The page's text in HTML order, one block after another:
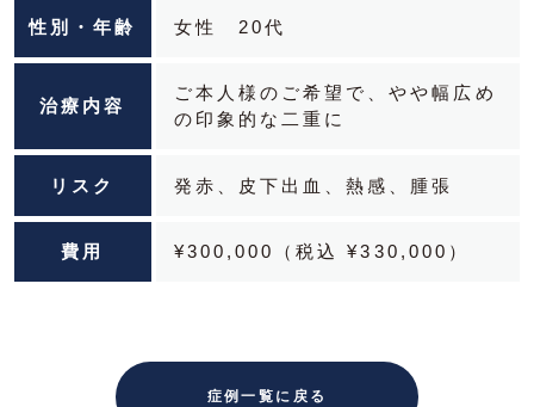
性別・年齢 女性 20代
治療内容
ご本人様のご希望で、やや幅広め
の印象的な二重に
リスク 発赤、皮下出血、熱感、腫張
費用 ¥300,000（税込 ¥330,000）
症例一覧に戻る